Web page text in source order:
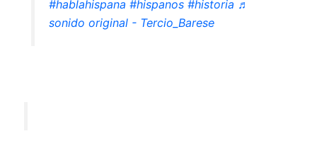
#hablahispana #hispanos #historia ♬
sonido original - Tercio_Barese